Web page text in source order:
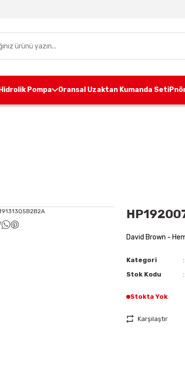
Hidrolik Pompa Oransal Uzaktan Kumanda Seti
David Brown -
Kategori
Stok Kodu
Stokta Yok
Karşılaştır